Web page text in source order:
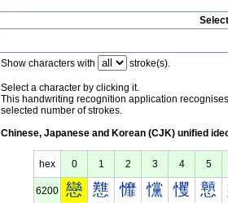
Show characters with stroke(s).
Select a character by clicking it.
This handwriting recognition application
selected number of strokes.
Chinese, Japanese and Korean (CJK) unified
hex 0 1 2 3 4 5
6200 戀 戁 戂 戃 戄 戅